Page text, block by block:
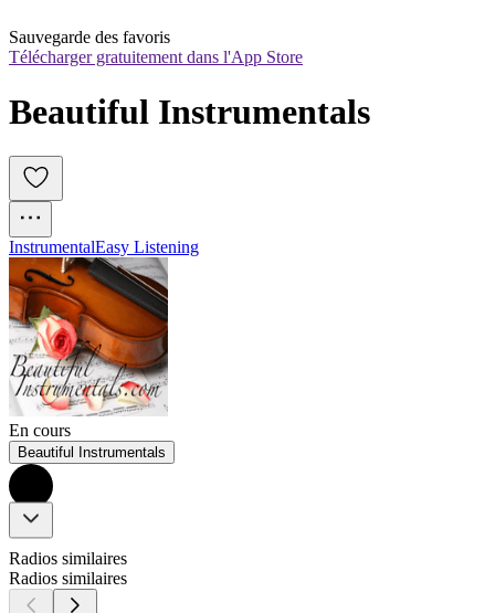
Sauvegarde des favoris
Télécharger gratuitement dans l'App Store
Beautiful Instrumentals
InstrumentalEasy Listening
En cours
Beautiful Instrumentals
Radios similaires
Radios similaires